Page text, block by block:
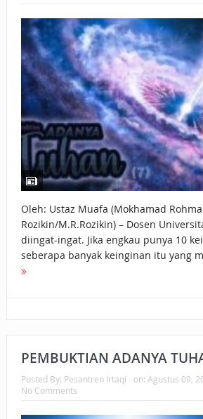
Oleh: Ustaz Muafa (Mokhamad Rohma
Rozikin/M.R.Rozikin) – Dosen
diingat-ingat. Jika engkau punya 10
seberapa banyak keinginan itu yang
PEMBUKTIAN ADANYA
Posted By: Pesantren Irtaqi on: Agustus 09,
No Comments